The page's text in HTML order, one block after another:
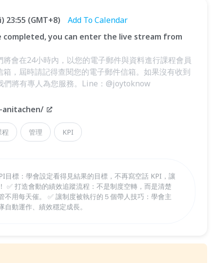
23:55 (GMT+8)
Add To Calendar
completed, you can enter the live stream from
將會在24小時內，以您的電子郵件與資料進行課程會員
，屆時請記得查閱您的電子郵件信箱。如果沒有收到
將有專人為您服務。Line：@joytoknow
程 管理 KPI
目標：學會設定看得見結果的目標，不再寫空話 KPI，讓
✅ 打造會動的績效追蹤流程：不是制度空轉，而是清楚
用每天催。 ✅ 讓制度被執行的５個帶人技巧：學會主
動運作、績效穩定成長。